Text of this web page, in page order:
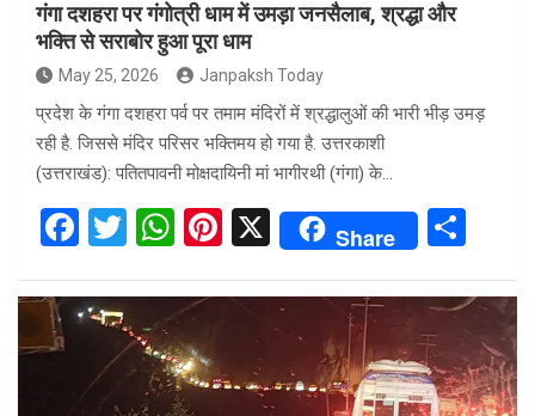
गंगा दशहरा पर गंगोत्री धाम में उमड़ा जनसैलाब, श्रद्धा और
भक्ति से सराबोर हुआ पूरा धाम
May 25, 2026 Janpaksh Today
प्रदेश के गंगा दशहरा पर्व पर तमाम मंदिरों में श्रद्धालुओं की भारी भीड़ उमड़
रही है. जिससे मंदिर परिसर भक्तिमय हो गया है. उत्तरकाशी
(उत्तराखंड): पतितपावनी मोक्षदायिनी मां भागीरथी (गंगा) के…
F
ce
o
T
tt
er
W
at
s
A
Pi
er
es
t
X Share
ar
e